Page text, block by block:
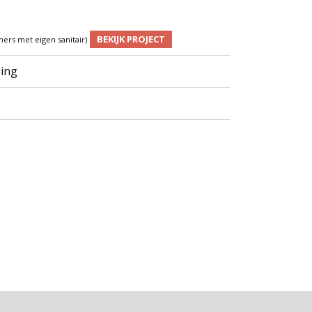
met eigen sanitair) BEKIJK PROJECT